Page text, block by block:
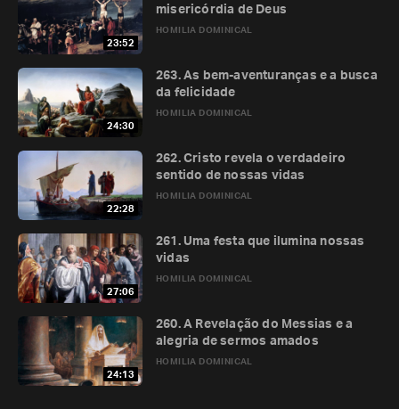
23:52
HOMILIA DOMINICAL
misericórdia de Deus
24:30
HOMILIA DOMINICAL
263. As bem-aventuranças e a busca
da felicidade
22:28
HOMILIA DOMINICAL
262. Cristo revela o verdadeiro
sentido de nossas vidas
27:06
HOMILIA DOMINICAL
261. Uma festa que ilumina nossas
vidas
24:13
HOMILIA DOMINICAL
260. A Revelação do Messias e a
alegria de sermos amados